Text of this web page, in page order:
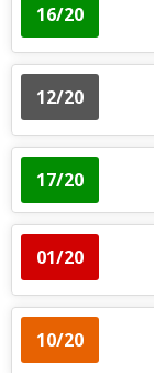
16/20
12/20
17/20
01/20
10/20